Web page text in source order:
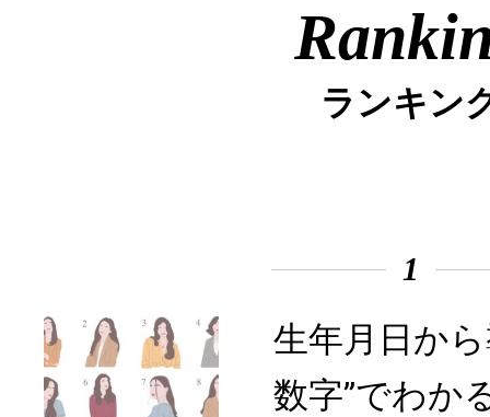
ランキン
1
生年月日か
数字”でわか